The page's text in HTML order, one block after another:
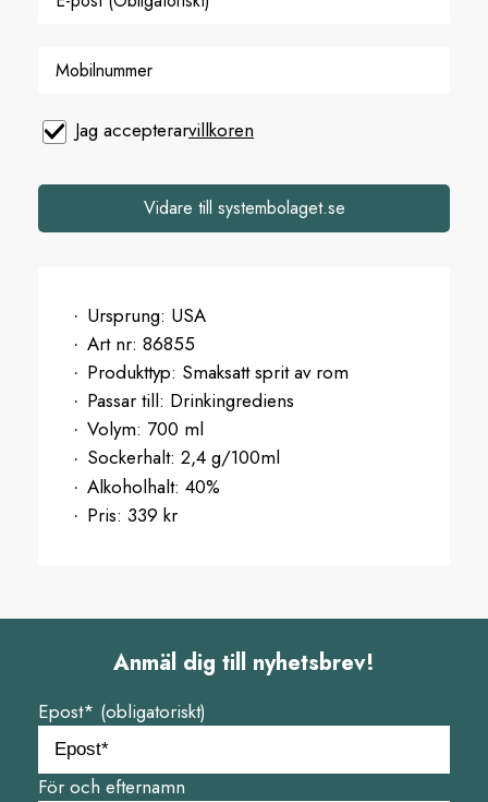
Jag accepterarvillkoren
Vidare till systembolaget.se
Ursprung: USA
Art nr: 86855
Produkttyp: Smaksatt sprit av rom
Passar till: Drinkingrediens
Volym: 700 ml
Sockerhalt: 2,4 g/100ml
Alkoholhalt: 40%
Pris: 339 kr
Anmäl dig till nyhetsbrev!
Epost* (obligatoriskt)
För och efternamn